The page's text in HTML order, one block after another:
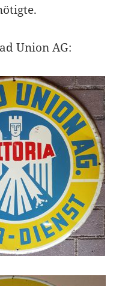
Union AG: